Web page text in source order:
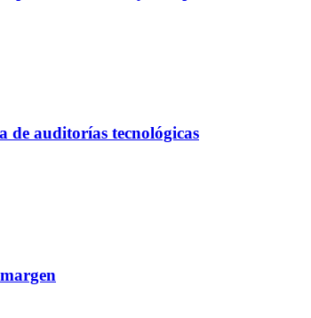
de auditorías tecnológicas